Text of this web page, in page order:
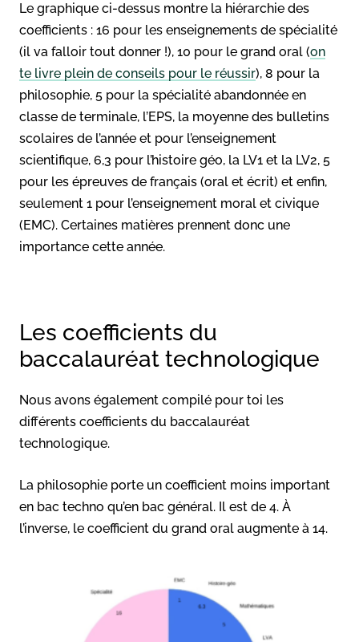
Le graphique ci-dessus montre la hiérarchie des
coefficients : 16 pour les enseignements de spécialité
(il va falloir tout donner !), 10 pour le grand oral (on
te livre plein de conseils pour le réussir), 8 pour la
philosophie, 5 pour la spécialité abandonnée en
classe de terminale, l’EPS, la moyenne des bulletins
scolaires de l’année et pour l’enseignement
scientifique, 6,3 pour l’histoire géo, la LV1 et la LV2, 5
pour les épreuves de français (oral et écrit) et enfin,
seulement 1 pour l’enseignement moral et civique
(EMC). Certaines matières prennent donc une
importance cette année.
Les coefficients du
baccalauréat technologique
Nous avons également compilé pour toi les
différents coefficients du baccalauréat
technologique.
La philosophie porte un coefficient moins important
en bac techno qu’en bac général. Il est de 4. À
l’inverse, le coefficient du grand oral augmente à 14.